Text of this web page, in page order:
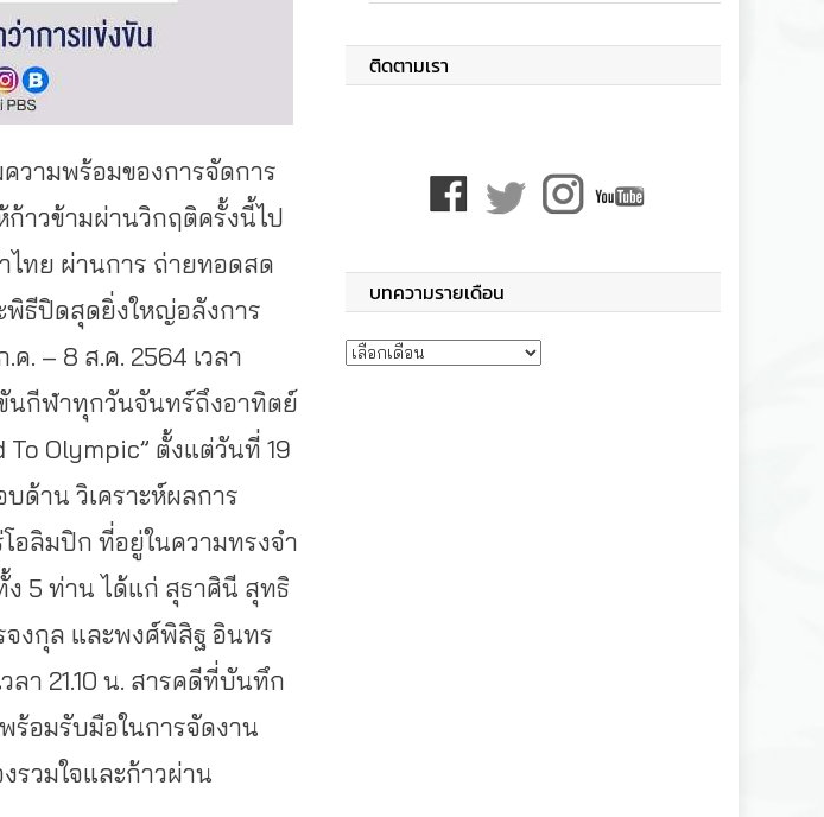
วามพร้อมของการจัดการ
าวข้ามผ่านวิกฤติครั้งนี้ไป
ไทย ผ่านการ ถ่ายทอดสด
พิธีปิดสุดยิ่งใหญ่อลังการ
. – 8 ส.ค. 2564 เวลา
นกีฬาทุกวันจันทร์ถึงอาทิตย์
Olympic” ตั้งแต่วันที่ 19
บด้าน วิเคราะห์ผลการ
อลิมปิก ที่อยู่ในความทรงจำ
5 ท่าน ได้แก่ สุธาศินี สุทธิ
งกุล และพงศ์พิสิฐ อินทร
ลา 21.10 น. สารคดีที่บันทึก
ร้อมรับมือในการจัดงาน
รวมใจและก้าวผ่าน
ติดตามเรา
บทความรายเดือน
บทความรายเดือน